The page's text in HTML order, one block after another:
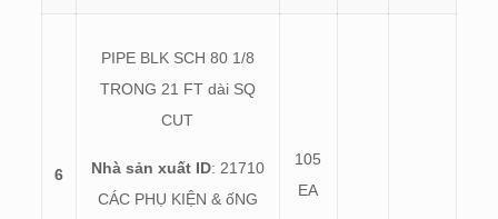
6
PIPE BLK SCH 80 1/8
TRONG 21 FT dài SQ
CUT
Nhà sản xuất ID: 21710
CÁC PHỤ KIỆN & ốNG
105
EA